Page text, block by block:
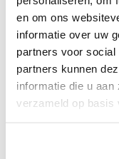
en om ons
informatie over uw
partners voor
partners kunnen
informatie die u
verzameld op basis
Gewicht
17 kg
Afmetingen